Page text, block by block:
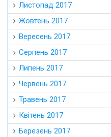
Листопад 2017
Жовтень 2017
Вересень 2017
Серпень 2017
Липень 2017
Червень 2017
Травень 2017
Квітень 2017
Березень 2017